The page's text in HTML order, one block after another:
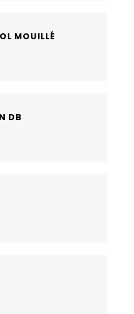
MOUILLÉ
DB